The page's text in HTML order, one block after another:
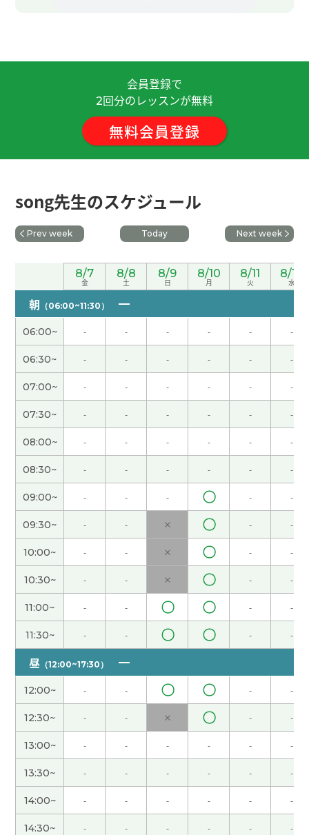
老师，认识您很高兴，今天的上课很开心。我也期
優しくてとてもいい先生！
多，谢谢您！( 男性 )
和您聊天很开心，谢谢您
ありがとうございました。ピンインと発音がすぐ
に結びつく様にがんばります。
( 50代 男性 )
Son老师 今日もレッスンありがとうございまし
た。( 40代 女性 )
単語をおぼえるコツは ① 書くこと ② まめに見る
ことですね 謝謝
( 50代 女性 )
昨天也很高兴跟你聊天。昨天上课的时候其实我有
点困， 以后我会尽量早点预约😄
( 女性 )
这次跟老师学中文我也非常开心。 我发现用语音方
式学习比视频能更容易集中，所以我以后有时候可
能会用语音方式上课哦( 女性 )
谢谢你的课。我选择各种各样的资料学习。下次也
请多关照。( 50代 男性 )
谢谢你每次都给我上这么愉快的课。 这次我也受益
匪浅。 我希望你的猫咪跟你妈妈生活幸福，也希望
你能找到很适合的公司
( 女性 )
谢谢您给我上课，和您一起聊天我也很开心！下次
见！( 30代 女性 )
わかりやすいレッスンをありがとうございます。
予習復習をして早く会話できるようにしていきた
いです。 これからもよろしくお願いいたします。
スティッチのシャツかわいかったです！
( 20代 男
性 )
会員登録で
2回分のレッスンが無料
無料会員登録
song先生のスケジュール
Prev week Today Next week
8/7
金
8/8
土
8/9
日
8/10
月
8/11
火
8/12
水
朝 （06:00~11:30）
06:00~ - - - - - -
06:30~ - - - - - -
07:00~ - - - - - -
07:30~ - - - - - -
08:00~ - - - - - -
08:30~ - - - - - -
09:00~ - - - 〇 - -
09:30~ - - × 〇 - -
10:00~ - - × 〇 - -
10:30~ - - × 〇 - -
11:00~ - - 〇 〇 - -
11:30~ - - 〇 〇 - -
昼 （12:00~17:30）
12:00~ - - 〇 〇 - -
12:30~ - - × 〇 - -
13:00~ - - - - - -
13:30~ - - - - - -
14:00~ - - - - - -
14:30~ - - - - - -